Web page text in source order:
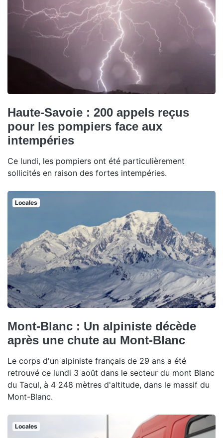
Haute-Savoie : 200 appels reçus
pour les pompiers face aux
intempéries
Ce lundi, les pompiers ont été particulièrement
sollicités en raison des fortes intempéries.
Locales
Mont-Blanc : Un alpiniste décède
après une chute au Mont-Blanc
Le corps d'un alpiniste français de 29 ans a été
retrouvé ce lundi 3 août dans le secteur du mont Blanc
du Tacul, à 4 248 mètres d'altitude, dans le massif du
Mont-Blanc.
Locales